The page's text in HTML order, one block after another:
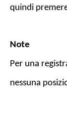
quindi
Note
Per una
nessuna